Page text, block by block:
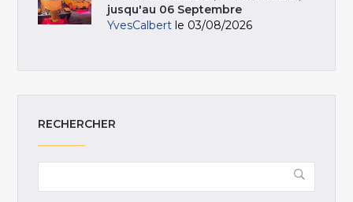
jusqu'au 06 Septembre
YvesCalbert le 03/08/2026
RECHERCHER